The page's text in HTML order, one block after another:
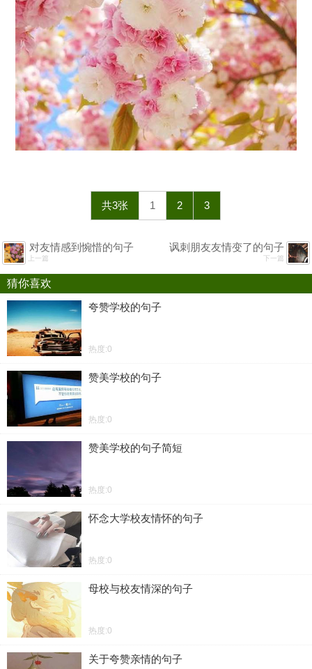
共3张 1 2 3
对友情感到惋惜的句子
上一篇
讽刺朋友友情变了的句子
下一篇
猜你喜欢
夸赞学校的句子
热度:0
赞美学校的句子
热度:0
赞美学校的句子简短
热度:0
怀念大学校友情怀的句子
热度:0
母校与校友情深的句子
热度:0
关于夸赞亲情的句子